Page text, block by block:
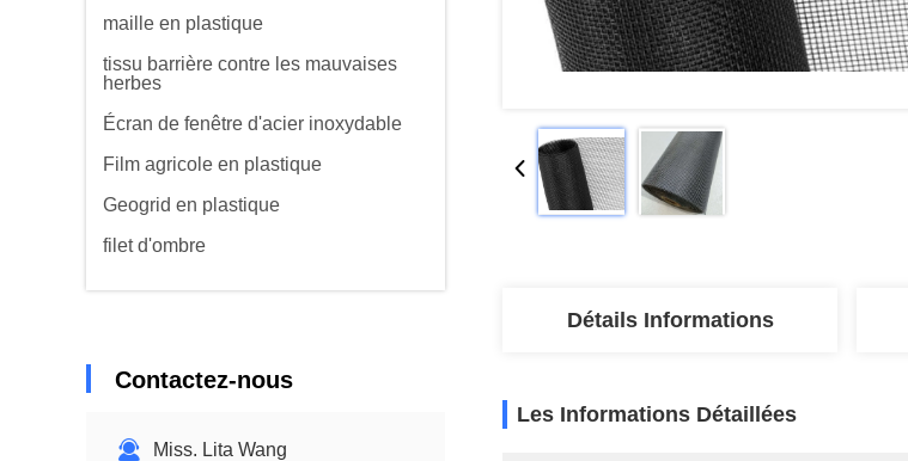
maille en plastique
tissu barrière contre les mauvaises
herbes
Écran de fenêtre d'acier inoxydable
Film agricole en plastique
Geogrid en plastique
filet d'ombre
Contactez-nous
Miss. Lita Wang
Détails Informations
Les Informations Détaillées